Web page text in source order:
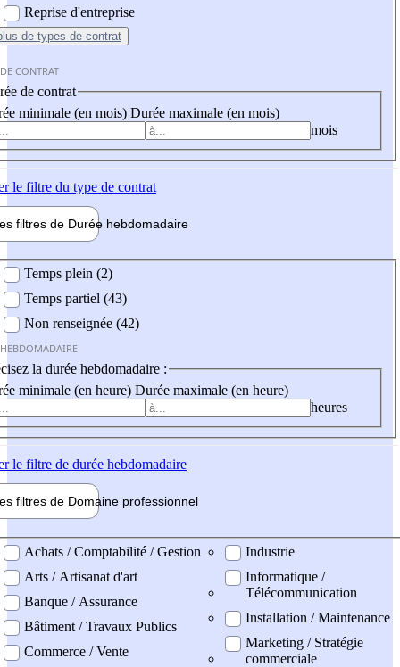
Reprise d'entreprise
de types de contrat
CONTRAT
de contrat
minimale (en mois) Durée maximale (en mois)
mois
le filtre du type de contrat
filtres de Durée hebdomadaire
Temps plein (2)
Temps partiel (43)
Non renseignée (42)
la durée hebdomadaire :
minimale (en heure) Durée maximale (en heure)
heures
le filtre de durée hebdomadaire
filtres de Domaine professionnel
professionel
Achats / Comptabilité / Gestion
Arts / Artisanat d'art
Banque / Assurance
Bâtiment / Travaux Publics
Commerce / Vente
Industrie
Informatique /
Télécommunication
Installation / Maintenance
Marketing / Stratégie
commerciale